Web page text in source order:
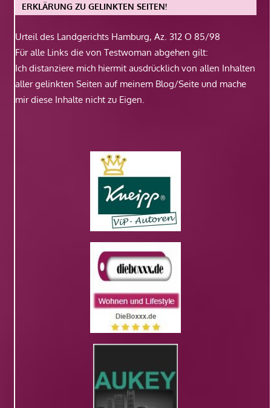
ERKLÄRUNG ZU GELINKTEN SEITEN!
Urteil des Landgerichts Hamburg, Az. 312 O 85/98
Für alle Links die von Testwoman abgehen gilt:
Ich distanziere mich hiermit ausdrücklich von allen Inhalten
aller gelinkten Seiten auf meinem Blog/Seite und mache
mir diese Inhalte nicht zu Eigen.